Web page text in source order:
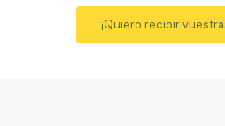
¡Quiero recibir